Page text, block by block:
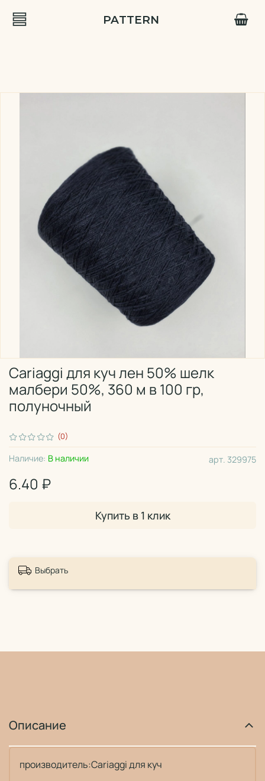
PATTERN
(0)
арт. 329975
Наличие: В наличии
Cariaggi для куч лен 50% шелк
малбери 50%, 360 м в 100 гр,
полуночный
6.40 ₽
Купить в 1 клик
Выбрать
Описание
производитель:Cariaggi для куч